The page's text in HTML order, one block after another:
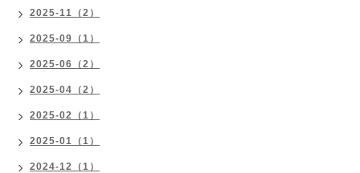
2025-11（2）
2025-09（1）
2025-06（2）
2025-04（2）
2025-02（1）
2025-01（1）
2024-12（1）